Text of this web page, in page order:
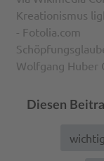
Kreationismus
- Fotolia.com
Wolfgang Huber
Diesen